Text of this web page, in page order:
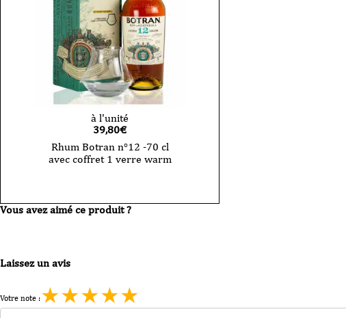
à l'unité
39,80€
Rhum Botran n°12 -70 cl
avec coffret 1 verre warm
Vous avez aimé ce produit ?
Laissez un avis
Votre note :★★★★★